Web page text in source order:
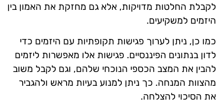
לקבלת החלטות מדויקות, אלא גם מחזקת את האמון בין
היזמים למשקיעים.
כמו כן, ניתן לערוך פגישות תקופתיות עם היזמים כדי
לדון בנתונים הפיננסיים. פגישות אלו מאפשרות ליזמים
להבין את המצב הכספי הנוכחי שלהם, וגם לקבל משוב
מהצוות המנחה. כך ניתן למנוע בעיות מראש ולהגביר
את הסיכוי להצלחה.